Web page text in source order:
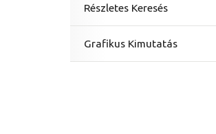
Részletes Keresés
Grafikus Kimutatás